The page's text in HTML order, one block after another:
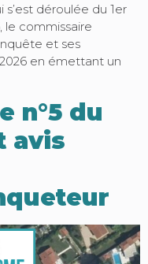
s’est déroulée du 1er
le commissaire
et ses
en émettant un
n°5 du
avis